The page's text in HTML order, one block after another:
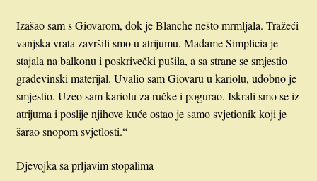
Izašao sam s Giovarom, dok je Blanche nešto mrmljala. Tražeći
vanjska vrata završili smo u atrijumu. Madame Simplicia je
stajala na balkonu i poskrivečki pušila, a sa strane se smjestio
građevinski materijal. Uvalio sam Giovaru u kariolu, udobno je
smjestio. Uzeo sam kariolu za ručke i pogurao. Iskrali smo se iz
atrijuma i poslije njihove kuće ostao je samo svjetionik koji je
šarao snopom svjetlosti.“
Djevojka sa prljavim stopalima